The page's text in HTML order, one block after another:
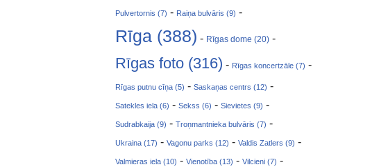
Pulvertornis (7) - Raiņa bulvāris (9) -
Rīga (388) - Rīgas dome (20) -
Rīgas foto (316) - Rīgas koncertzāle (7) -
Rīgas putnu cīņa (5) - Saskaņas centrs (12) -
Satekles iela (6) - Sekss (6) - Sievietes (9) -
Sudrabkaija (9) - Troņmantnieka bulvāris (7) -
Ukraina (17) - Vagonu parks (12) - Valdis Zatlers (9) -
Valmieras iela (10) - Vienotība (13) - Vilcieni (7) -